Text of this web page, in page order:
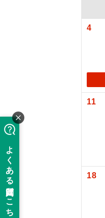
4
11
18